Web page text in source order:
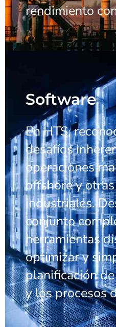
rendimiento
Software
En HTS,
desafíos
operaciones
offshore y
industriales.
conjunto
herramientas
optimizar y
planificación
y los procesos